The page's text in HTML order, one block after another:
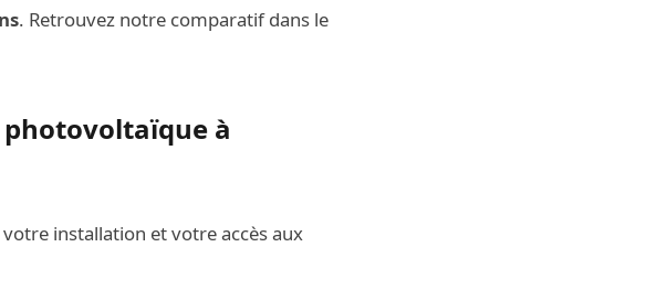
. Retrouvez notre comparatif dans le
à
installation et votre accès aux